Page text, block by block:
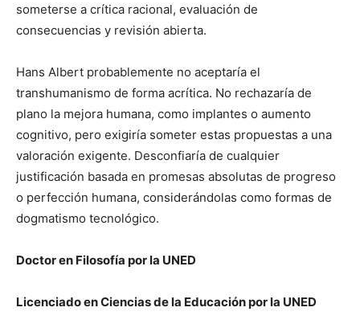
someterse a crítica racional, evaluación de
consecuencias y revisión abierta.
Hans Albert probablemente no aceptaría el
transhumanismo de forma acrítica. No rechazaría de
plano la mejora humana, como implantes o aumento
cognitivo, pero exigiría someter estas propuestas a una
valoración exigente. Desconfiaría de cualquier
justificación basada en promesas absolutas de progreso
o perfección humana, considerándolas como formas de
dogmatismo tecnológico.
Doctor en Filosofía por la UNED
Licenciado en Ciencias de la Educación por la UNED